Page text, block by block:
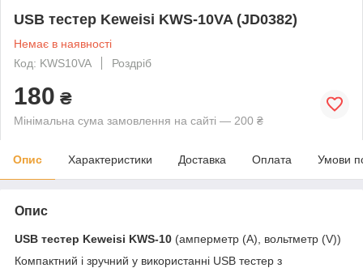
USB тестер Keweisi KWS-10VA (JD0382)
Немає в наявності
Код: KWS10VA
Роздріб
180 ₴
Мінімальна сума замовлення на сайті — 200 ₴
Опис Характеристики Доставка Оплата Умови
Опис
USB тестер Keweisi KWS-10 (амперметр (A), вольтметр (V))
Компактний і зручний у використанні USB тестер з